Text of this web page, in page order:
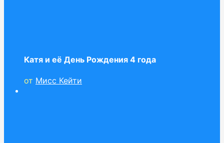
Катя и её День Рождения 4 года
от Мисс Кейти